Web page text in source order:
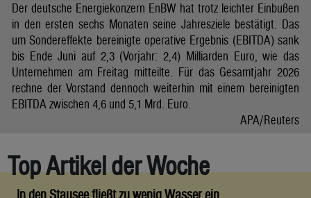
Der deutsche Energiekonzern EnBW hat trotz leichter Einbußen
in den ersten sechs Monaten seine Jahresziele bestätigt. Das
um Sondereffekte bereinigte operative Ergebnis (EBITDA) sank
bis Ende Juni auf 2,3 (Vorjahr: 2,4) Milliarden Euro, wie das
Unternehmen am Freitag mitteilte. Für das Gesamtjahr 2026
rechne der Vorstand dennoch weiterhin mit einem bereinigten
EBITDA zwischen 4,6 und 5,1 Mrd. Euro.
APA/Reuters
Top Artikel der Woche
In den Stausee fließt zu wenig Wasser ein